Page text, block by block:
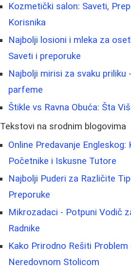
Kozmetički salon: Saveti,
Korisnika
Najbolji losioni i mleka za
Saveti i preporuke
Najbolji mirisi za svaku priliku
parfeme
Štikle vs Ravna Obuća: Šta
Tekstovi na srodnim blogovima
Online Predavanje
Početnike i Iskusne Tutore
Najbolji Puderi za Različite
Preporuke
Mikrozadaci - Potpuni Vodič
Radnike
Kako Prirodno Rešiti
Neredovnom Stolicom